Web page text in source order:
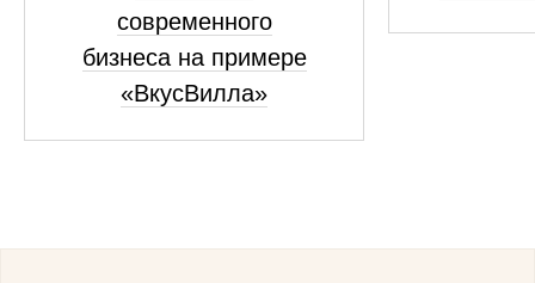
современного
бизнеса на примере
«ВкусВилла»